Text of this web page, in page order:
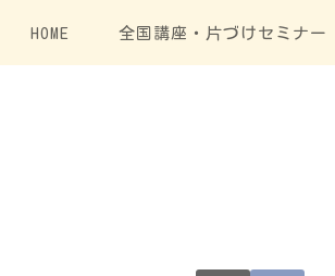
HOME 全国講座・片づけセミナー